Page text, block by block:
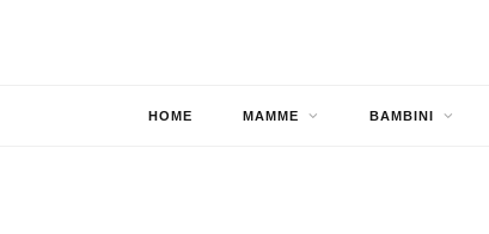
HOME MAMME BAMBINI